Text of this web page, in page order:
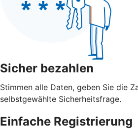
Sicher bezahlen
Stimmen alle Daten, geben Sie die
selbstgewählte Sicherheitsfrage.
Einfache Registrierung